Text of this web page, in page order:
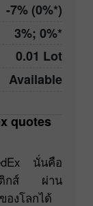
-7% (0%*)
3%; 0%*
0.01 Lot
Available
นั่นคือ
สติกส์ ผ่าน
องโลกได้